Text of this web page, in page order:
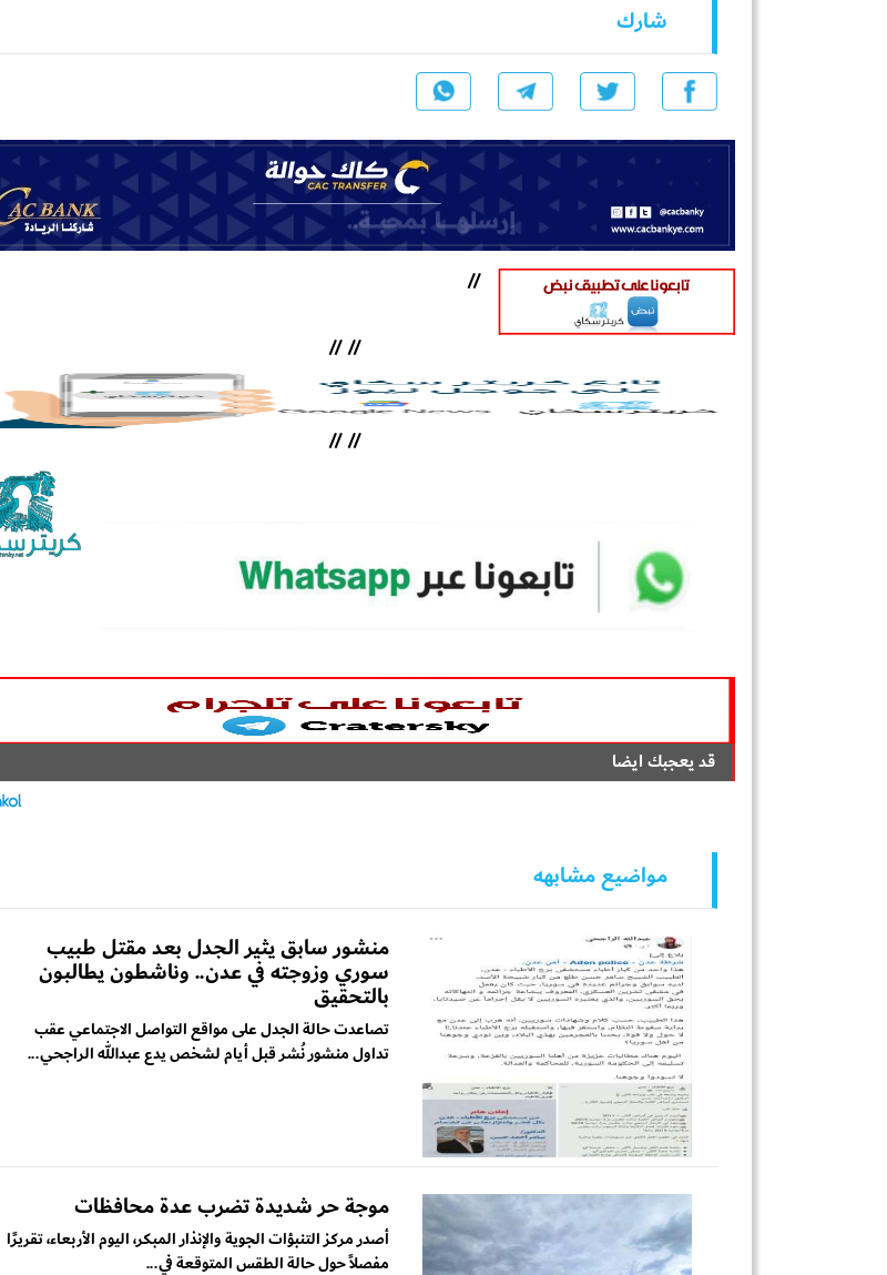
شارك
//
//
//
//
//
قد يعجبك ايضا
مواضيع مشابهه
منشور سابق يثير الجدل بعد مقتل طبيب
سوري وزوجته في عدن.. وناشطون يطالبون
بالتحقيق
تصاعدت حالة الجدل على مواقع التواصل الاجتماعي عقب
تداول منشور نُشر قبل أيام لشخص يدع عبدالله الراجحي...
موجة حر شديدة تضرب عدة محافظات
أصدر مركز التنبؤات الجوية والإنذار المبكر، اليوم الأربعاء، تقريرًا
مفصلاً حول حالة الطقس المتوقعة في...